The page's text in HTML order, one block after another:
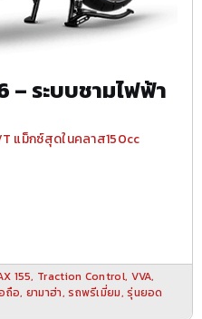
– ระบบชามไฟฟ้า
แม็กซ์สุดในคลาส150cc
155, Traction Control, VVA,
ถือ, ยามาฮ่า,รถพรีเมี่ยม,รุ่นยอด